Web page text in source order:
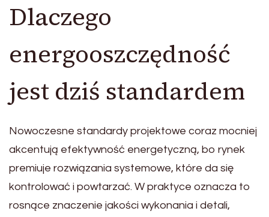
Dlaczego
energooszczędność
jest dziś standardem
Nowoczesne standardy projektowe coraz mocniej
akcentują efektywność energetyczną, bo rynek
premiuje rozwiązania systemowe, które da się
kontrolować i powtarzać. W praktyce oznacza to
rosnące znaczenie jakości wykonania i detali,